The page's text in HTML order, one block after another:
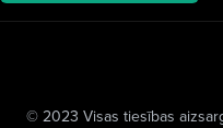
© 2023 Visas tiesības